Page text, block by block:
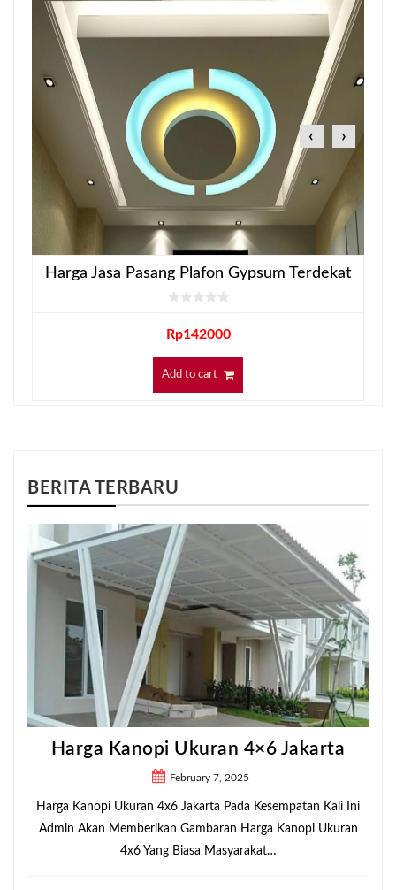
Harga Jasa Pasang Plafon Gypsum Terdekat
Rp142000
Add to cart
BERITA TERBARU
Harga Kanopi Ukuran 4×6 Jakarta
February 7, 2025
Harga Kanopi Ukuran 4x6 Jakarta Pada Kesempatan Kali Ini
Admin Akan Memberikan Gambaran Harga Kanopi Ukuran
4x6 Yang Biasa Masyarakat…
‹ ›